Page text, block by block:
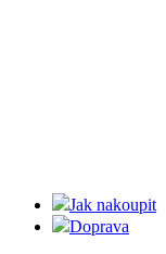
Jak nakoupit
Doprava